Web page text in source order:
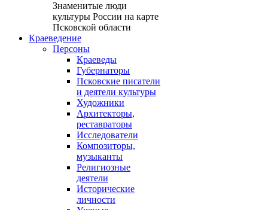
Знаменитые люди
культуры России на карте
Псковской области
Краеведение
Персоны
Краеведы
Губернаторы
Псковские писатели
и деятели культуры
Художники
Архитекторы,
реставраторы
Исследователи
Композиторы,
музыканты
Религиозные
деятели
Исторические
личности